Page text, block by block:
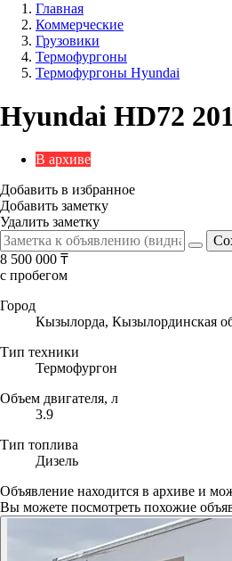
Главная
Коммерческие
Грузовики
Термофургоны
Термофургоны Hyundai
Hyundai HD72
В архиве
Добавить в избранное
Добавить заметку
Удалить заметку
8 500 000 ₸
с пробегом
Город
Кызылорда, Кызылординская
Тип техники
Термофургон
Объем двигателя, л
3.9
Тип топлива
Дизель
Объявление находится в архиве и
Вы можете посмотреть похожие